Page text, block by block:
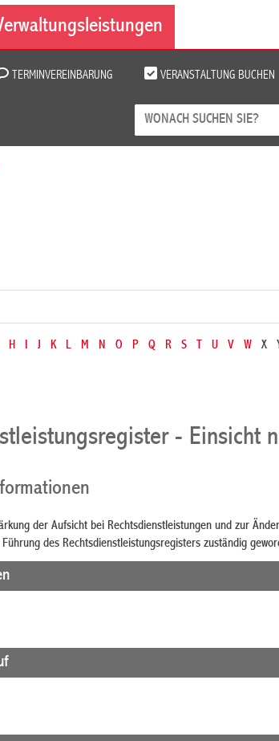
TERMINVEREINBARUNG VERANSTALTUNG BUCHEN
H I J K L M N O P Q R S T U V W X
- Einsicht
der Aufsicht bei Rechtsdienstleistungen und zur
des Rechtsdienstleistungsregisters zuständig